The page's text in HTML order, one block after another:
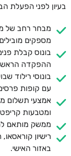
בעיון לפני הפעלת
מבחר רחב של
מספקים
ההפקדה
בונוסי רילוד
עם קופות
אמצעי תשלום
ומטבעות
ממשק מותאם
באזור האישי.